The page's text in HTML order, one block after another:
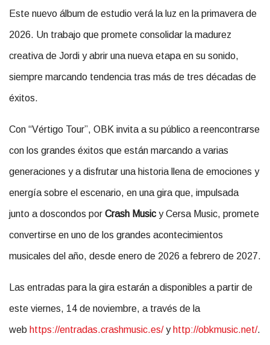
Este nuevo álbum de estudio verá la luz en la primavera de
2026. Un trabajo que promete consolidar la madurez
creativa de Jordi y abrir una nueva etapa en su sonido,
siempre marcando tendencia tras más de tres décadas de
éxitos.
Con “Vértigo Tour”, OBK invita a su público a reencontrarse
con los grandes éxitos que están marcando a varias
generaciones y a disfrutar una historia llena de emociones y
energía sobre el escenario, en una gira que, impulsada
junto a doscondos por Crash Music y Cersa Music, promete
convertirse en uno de los grandes acontecimientos
musicales del año, desde enero de 2026 a febrero de 2027.
Las entradas para la gira estarán a disponibles a partir de
este viernes, 14 de noviembre, a través de la
web https://entradas.crashmusic.es/y http://obkmusic.net/.